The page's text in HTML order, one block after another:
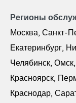
Регионы
Москва, Санкт-
Екатеринбург,
Челябинск,
Красноярск,
Краснодар,